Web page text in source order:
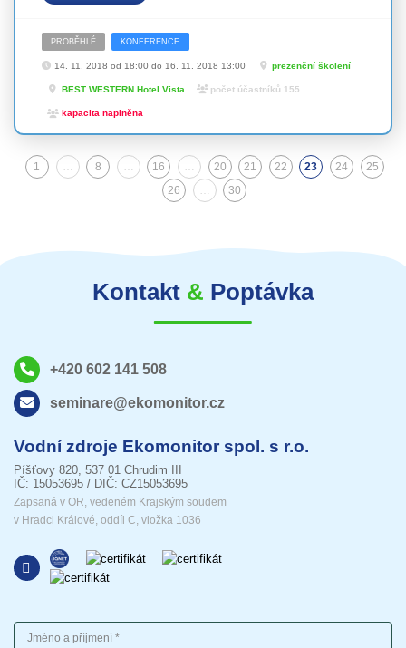
PROBĚHLÉ KONFERENCE
14. 11. 2018 od 18:00 do 16. 11. 2018 13:00 prezenční školení
BEST WESTERN Hotel Vista počet účastníků 155
kapacita naplněna
1 8 16 20 21 22 23(aktuální)
24 25
26 30
Kontakt & Poptávka
+420 602 141 508
seminare@ekomonitor.cz
Vodní zdroje Ekomonitor spol. s r.o.
Píšťovy 820, 537 01 Chrudim III
IČ: 15053695 / DIČ: CZ15053695
Zapsaná v OR, vedeném Krajským soudem
v Hradci Králové, oddíl C, vložka 1036
Jméno a příjmení